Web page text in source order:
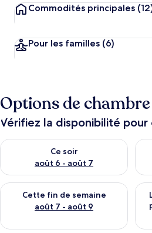
Commodités principales
Pour les familles (6)
Options de chambre
Vérifiez la disponibilité pour
Ce soir
août 6 - août 7
Vérifier la disponibilité pour ce soir
Cette fin de semaine
août 7 - août 9
Vérifier la disponibilité pour cette